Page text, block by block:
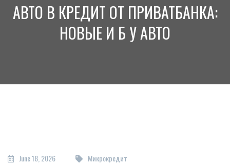
АВТО В КРЕДИТ ОТ ПРИВАТБАНКА:
НОВЫЕ И Б У АВТО
June 18, 2026 Микрокредит